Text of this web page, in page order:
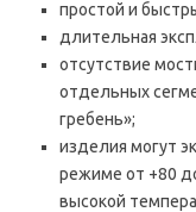
простой и
длительная
отсутствие
отдельных
гребень»;
изделия могут
режиме от +80
высокой